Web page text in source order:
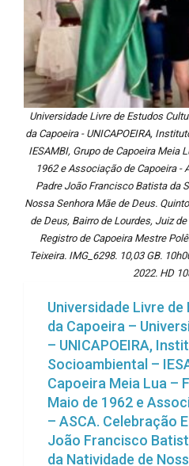
Universidade Livre de Estudos
da Capoeira - UNICAPOEIRA,
IESAMBI, Grupo de Capoeira Meia
1962 e Associação de Capoeira -
Padre João Francisco Batista da
Nossa Senhora Mãe de Deus.
de Deus, Bairro de Lourdes, Juiz
Registro de Capoeira Mestre
Teixeira. IMG_6298. 10,03 GB.
2022. HD
Universidade Livre
da Capoeira –
– UNICAPOEIRA,
Socioambiental –
Capoeira Meia Lua –
Maio de 1962 e
– ASCA. Celebração
João Francisco
da Natividade de